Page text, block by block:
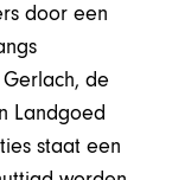
door een
de
Landgoed
staat een